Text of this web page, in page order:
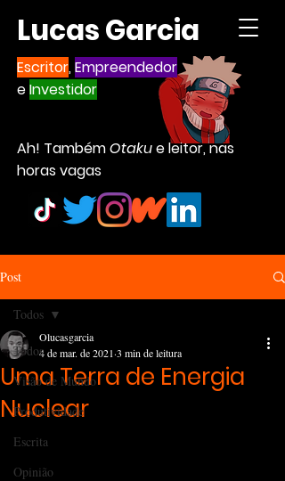
Lucas Garcia
Escritor,Empreendedor
eInvestidor
Ah! TambémOtakue leitor, nas
horas vagas
Post
Todos
Visão de Mundo
Produtividade
Escrita
Opinião
Todos
Uma Terra de Energia
Nuclear
Olucasgarcia
4 de mar. de 2021 3 min de leitura